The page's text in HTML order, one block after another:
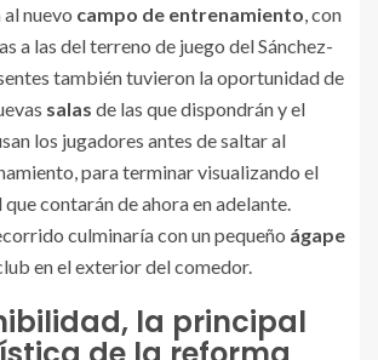
nuevo campo de entrenamiento, con
a las del terreno de juego del Sánchez-
también tuvieron la oportunidad de
salas de las que dispondrán y el
los jugadores antes de saltar al
para terminar visualizando el
que contarán de ahora en adelante.
culminaría con un pequeño ágape
en el exterior del comedor.
la principal